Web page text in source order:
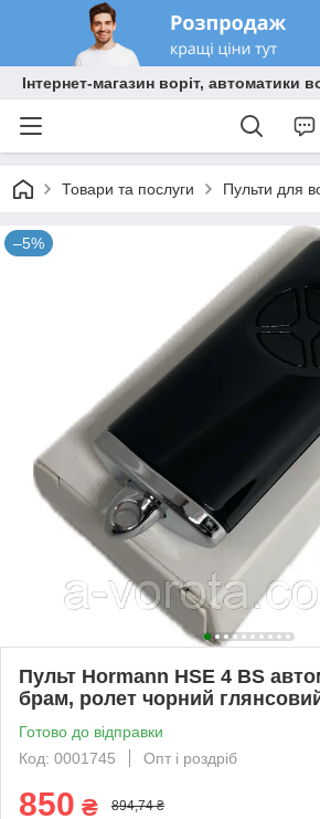
Інтернет-магазин воріт, автоматики
Товари та послуги Пульти для
–5%
Пульт Hormann HSE 4 BS
брам, ролет чорний
Готово до відправки
Код: 0001745
Опт і роздріб
850 ₴ 894,74 ₴